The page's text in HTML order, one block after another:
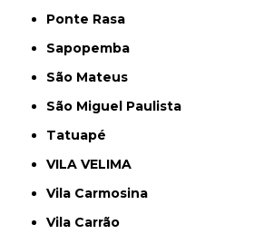
Ponte Rasa
Sapopemba
São Mateus
São Miguel Paulista
Tatuapé
VILA VELIMA
Vila Carmosina
Vila Carrão